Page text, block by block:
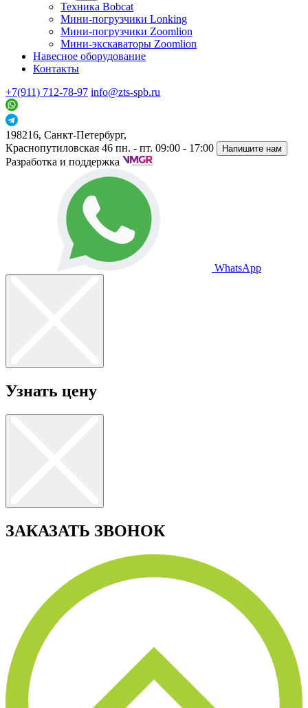
Техника Bobcat
Мини-погрузчики Lonking
Мини-погрузчики Zoomlion
Мини-экскаваторы Zoomlion
Навесное оборудование
Контакты
+7(911) 712-78-97 info@zts-spb.ru
198216, Санкт-Петербург,
Краснопутиловская 46 пн. - пт. 09:00 - 17:00 Напишите нам
Разработка и поддержка
WhatsApp
Узнать цену
ЗАКАЗАТЬ ЗВОНОК